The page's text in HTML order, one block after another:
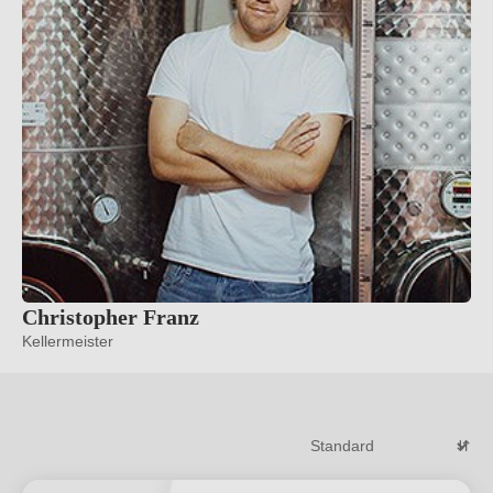
Christopher Franz
Kellermeister